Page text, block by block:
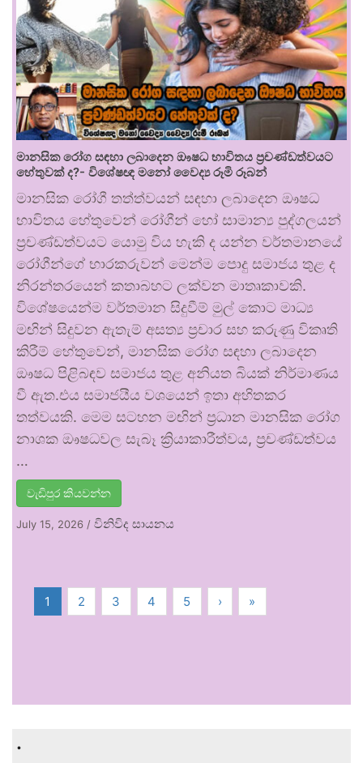
මානසික රෝග සඳහා ලබාදෙන ඖෂධ භාවිතය ප්‍රචණ්ඩත්වයට
හේතුවක් ද?- විශේෂඥ මනෝ වෛද්‍ය රූමි රූබන්
මානසික රෝගී තත්ත්වයන් සඳහා ලබාදෙන ඖෂධ
භාවිතය හේතුවෙන් රෝගීන් හෝ සාමාන්‍ය පුද්ගලයන්
ප්‍රචණ්ඩත්වයට යොමු විය හැකි ද යන්න වර්තමානයේ
රෝගීන්ගේ භාරකරුවන් මෙන්ම පොදු සමාජය තුළ ද
නිරන්තරයෙන් කතාබහට ලක්වන මාතෘකාවකි.
විශේෂයෙන්ම වර්තමාන සිදුවීම් මුල් කොට මාධ්‍ය
මඟින් සිදුවන ඇතැම් අසත්‍ය ප්‍රචාර සහ කරුණු විකෘති
කිරීම් හේතුවෙන්, මානසික රෝග සඳහා ලබාදෙන
ඖෂධ පිළිබඳව සමාජය තුළ අනියත බියක් නිර්මාණය
වී ඇත.එය සමාජයීය වශයෙන් ඉතා අහිතකර
තත්වයකි. මෙම සටහන මඟින් ප්‍රධාන මානසික රෝග
නාශක ඖෂධවල සැබෑ ක්‍රියාකාරීත්වය, ප්‍රචණ්ඩත්වය
…
වැඩිපුර කියවන්න
July 15, 2026 / විනිවිද සායනය
1 2 3 4 5 › »
.